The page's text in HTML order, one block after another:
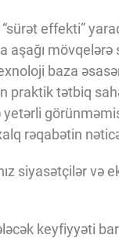
effekti”
mövqelərə
baza
praktik tətbiq
rəqabətin
siyasətçilər və
keyfiyyəti